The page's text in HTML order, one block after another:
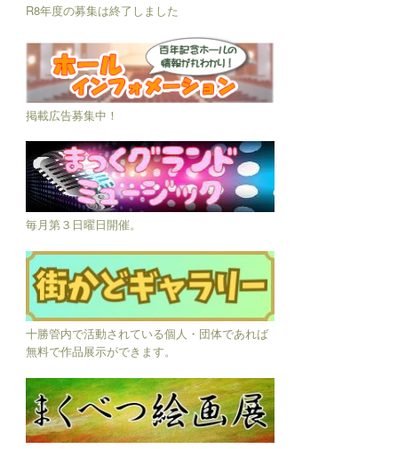
R8年度の募集は終了しました
掲載広告募集中！
毎月第３日曜日開催。
十勝管内で活動されている個人・団体であれば
無料で作品展示ができます。